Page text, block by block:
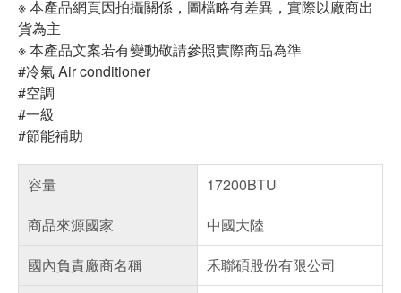
※ 本產品網頁因拍攝關係，圖檔略有差異，實際以廠商出
貨為主
※ 本產品文案若有變動敬請參照實際商品為準
#冷氣 Air conditioner
#空調
#一級
#節能補助
容量
17200BTU
商品來源國家
中國大陸
國內負責廠商名稱
禾聯碩股份有限公司